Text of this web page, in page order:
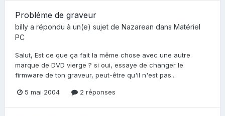
Probléme de graveur
billy a répondu à un(e) sujet de Nazarean dans Matériel
PC
Salut, Est ce que ça fait la même chose avec une autre
marque de DVD vierge ? si oui, essaye de changer le
firmware de ton graveur, peut-être qu'il n'est pas...
5 mai 2004 2 réponses